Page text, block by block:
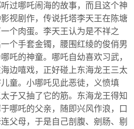
哪吒闹海的故事，而且这个神
视剧作，传说托塔李天王在陈塘
个肉蛋。李天王认为是不祥之
个手套金镯，腰围红绫的俊俏男
吒的神童。哪吒自幼喜欢习武，
边嘻戏，正好碰上东海龙王三太
童。小哪吒见此恶徒，义愤填
子又抽了它的筋。东海龙王得知
哪吒的父亲，随即兴风作浪，口
父母，于是自己剖腹、剜肠、剔